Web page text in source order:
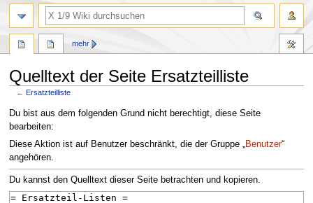
Quelltext der Seite Ersatzteilliste
←Ersatzteilliste
Zur
Navigation
springen
Zur
Suche
springen
Du bist aus dem folgenden Grund nicht berechtigt, diese Seite
bearbeiten:
Diese Aktion ist auf Benutzer beschränkt, die der Gruppe „Benutzer“
angehören.
Du kannst den Quelltext dieser Seite betrachten und kopieren.
mehr
Suche